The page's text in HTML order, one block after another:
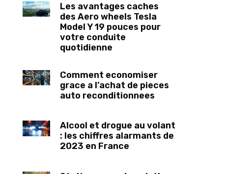
Les avantages caches
des Aero wheels Tesla
Model Y 19 pouces pour
votre conduite
quotidienne
Comment economiser
grace a l’achat de pieces
auto reconditionnees
Alcool et drogue au volant
: les chiffres alarmants de
2023 en France